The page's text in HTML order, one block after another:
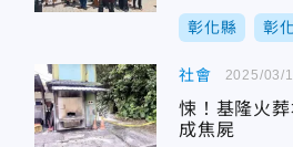
彰化縣 彰
社會
悚！基隆火
成焦屍
2025/03/